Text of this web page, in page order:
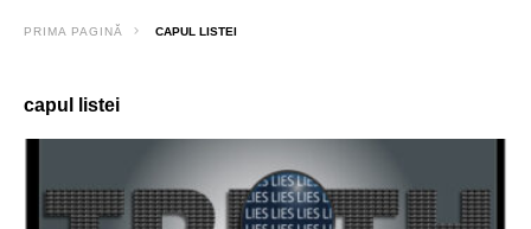
PRIMA PAGINĂ CAPUL LISTEI
capul listei